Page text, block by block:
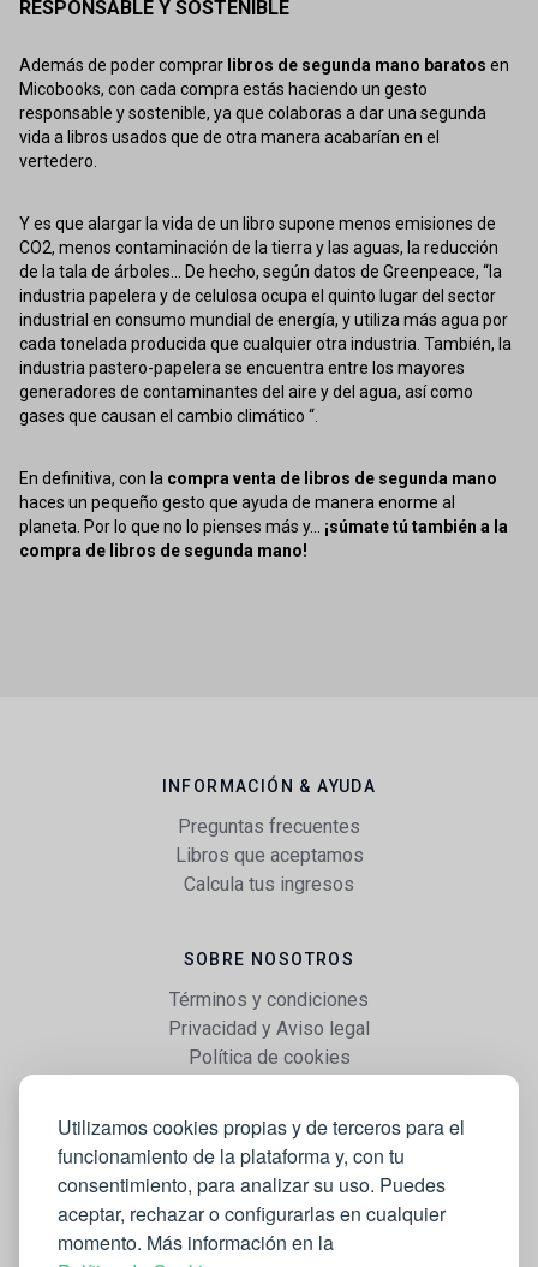
Utilizamos cookies propias y de terceros para el
funcionamiento de la plataforma y, con tu
consentimiento, para analizar su uso. Puedes
aceptar, rechazar o configurarlas en cualquier
momento. Más información en la
RESPONSABLE Y SOSTENIBLE
Además de poder comprar libros de segunda mano baratos en
Micobooks, con cada compra estás haciendo un gesto
responsable y sostenible, ya que colaboras a dar una segunda
vida a libros usados que de otra manera acabarían en el
vertedero.
Y es que alargar la vida de un libro supone menos emisiones de
CO2, menos contaminación de la tierra y las aguas, la reducción
de la tala de árboles... De hecho, según datos de Greenpeace, “la
industria papelera y de celulosa ocupa el quinto lugar del sector
industrial en consumo mundial de energía, y utiliza más agua por
cada tonelada producida que cualquier otra industria. También, la
industria pastero-papelera se encuentra entre los mayores
generadores de contaminantes del aire y del agua, así como
gases que causan el cambio climático “.
En definitiva, con la compra venta de libros de segunda mano
haces un pequeño gesto que ayuda de manera enorme al
planeta. Por lo que no lo pienses más y... ¡súmate tú también a la
compra de libros de segunda mano!
INFORMACIÓN & AYUDA
Preguntas frecuentes
Libros que aceptamos
Calcula tus ingresos
SOBRE NOSOTROS
Términos y condiciones
Privacidad y Aviso legal
Política de cookies
WEB
Vender libros
Mi cuenta
Comprar libros